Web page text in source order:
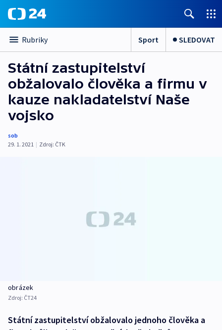
Rubriky Sport SLEDOVAT
Státní zastupitelství
obžalovalo člověka a firmu v
kauze nakladatelství Naše
vojsko
sob
29. 1. 2021 | Zdroj: ČTK
obrázek
Zdroj: ČT24
Státní zastupitelství obžalovalo jednoho člověka a